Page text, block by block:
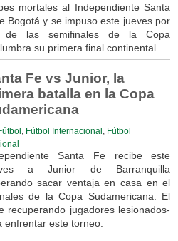
mortales al Independiente Santa
Bogotá y se impuso este jueves por
las semifinales de la Copa
su primera final continental.
Fe vs Junior, la
batalla en la Copa
Fútbol Internacional
Fútbol
Santa Fe recibe este
a Junior de Barranquilla
sacar ventaja en casa en el
de la Copa Sudamericana. El
recuperando jugadores lesionados-
este torneo.